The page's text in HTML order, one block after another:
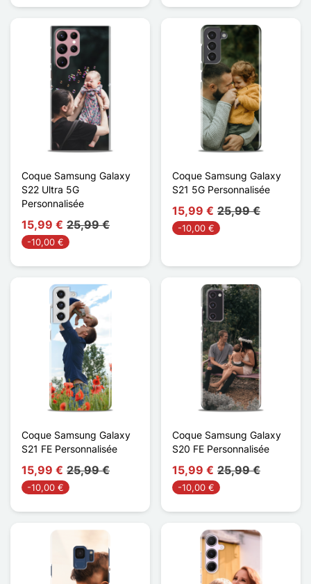
Coque Samsung Galaxy
S22 Ultra 5G
Personnalisée
15,99 € 25,99 €
-10,00 €
Coque Samsung Galaxy
S21 5G Personnalisée
15,99 € 25,99 €
-10,00 €
Coque Samsung Galaxy
S21 FE Personnalisée
15,99 € 25,99 €
-10,00 €
Coque Samsung Galaxy
S20 FE Personnalisée
15,99 € 25,99 €
-10,00 €